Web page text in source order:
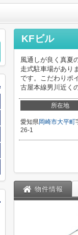
KFビル
風通しが良く真夏
走式駐車場があり
です。こだわりポ
古屋本線男川近く
所在地
愛知県岡崎市大平町
26-1
物件情報